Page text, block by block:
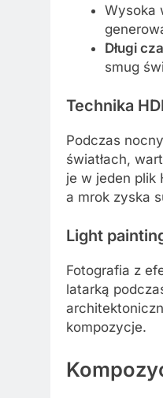
Wysoka
Długi
smug
Technika
Podczas
światłach,
je w jeden plik
a mrok zyska
Light
Fotografia z
latarką
kompozycje.